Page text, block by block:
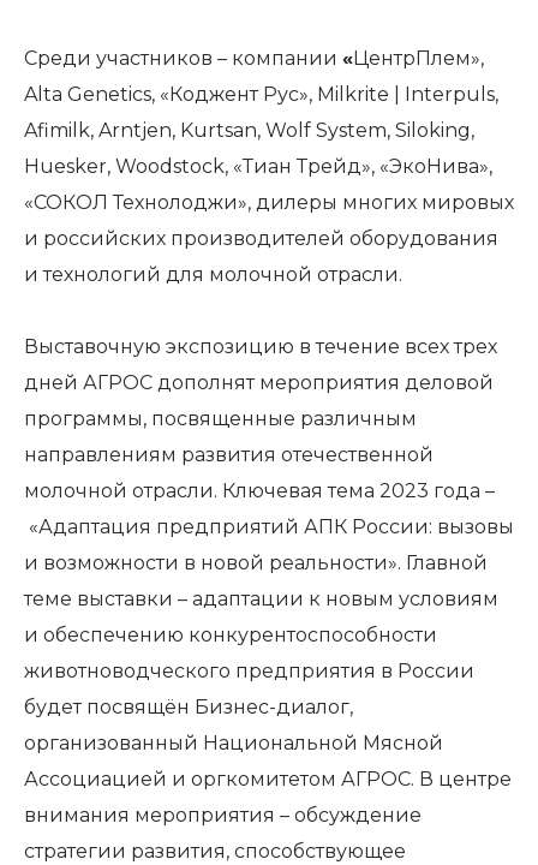
Среди участников – компании «ЦентрПлем»,
Alta Genetics, «Коджент Рус», Milkrite | Interpuls,
Afimilk, Arntjen, Kurtsan, Wolf System, Siloking,
Huesker, Woodstock, «Тиан Трейд», «ЭкоНива»,
«СОКОЛ Технолоджи», дилеры многих мировых
и российских производителей оборудования
и технологий для молочной отрасли.
Выставочную экспозицию в течение всех трех
дней АГРОС дополнят мероприятия деловой
программы, посвященные различным
направлениям развития отечественной
молочной отрасли. Ключевая тема 2023 года –
«Адаптация предприятий АПК России: вызовы
и возможности в новой реальности». Главной
теме выставки – адаптации к новым условиям
и обеспечению конкурентоспособности
животноводческого предприятия в России
будет посвящён Бизнес-диалог,
организованный Национальной Мясной
Ассоциацией и оргкомитетом АГРОС. В центре
внимания мероприятия – обсуждение
стратегии развития, способствующее